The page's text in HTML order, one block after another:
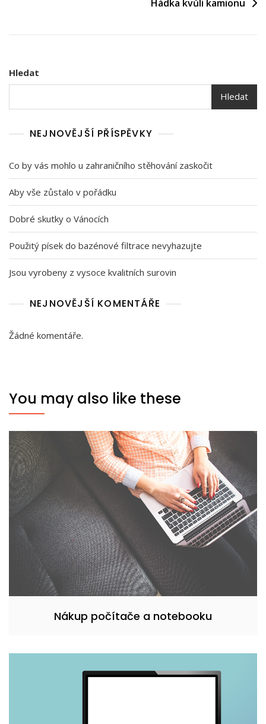
Hádka kvůli kamionu
Hledat
Hledat
NEJNOVĚJŠÍ PŘÍSPĚVKY
Co by vás mohlo u zahraničního stěhování zaskočit
Aby vše zůstalo v pořádku
Dobré skutky o Vánocích
Použitý písek do bazénové filtrace nevyhazujte
Jsou vyrobeny z vysoce kvalitních surovin
NEJNOVĚJŠÍ KOMENTÁŘE
Žádné komentáře.
You may also like these
Nákup počítače a notebooku